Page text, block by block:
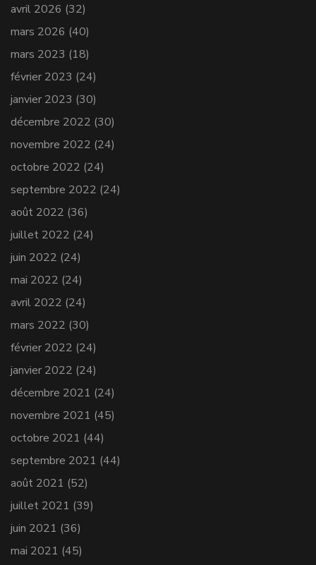
avril 2026 (32)
mars 2026 (40)
mars 2023 (18)
février 2023 (24)
janvier 2023 (30)
décembre 2022 (30)
novembre 2022 (24)
octobre 2022 (24)
septembre 2022 (24)
août 2022 (36)
juillet 2022 (24)
juin 2022 (24)
mai 2022 (24)
avril 2022 (24)
mars 2022 (30)
février 2022 (24)
janvier 2022 (24)
décembre 2021 (24)
novembre 2021 (45)
octobre 2021 (44)
septembre 2021 (44)
août 2021 (52)
juillet 2021 (39)
juin 2021 (36)
mai 2021 (45)